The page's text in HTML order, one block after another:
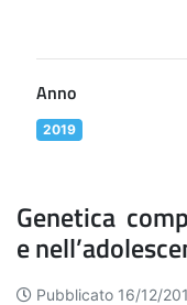
Anno
2019
Genetica
e
Pubblicato 16/12/